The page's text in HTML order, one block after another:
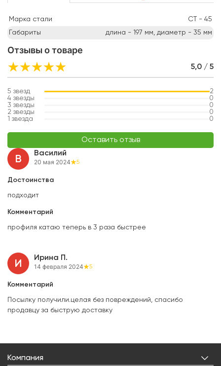
Марка стали
СТ - 45
Габариты
длина - 197 мм, диаметр - 35 мм
Отзывы о товаре
В
Василий
20 мая 2024 5
Достоинства
подходит
Комментарий
профиля катаю теперь в 3 раза быстрее
И
Ирина П.
14 февраля 2024 5
Комментарий
Посылку получили.целая без повреждений, спасибо
продавцу за быструю доставку
5,0 / 5
5 звезд
2
4 звезды
0
3 звезды
0
2 звезды
0
1 звезда 0
Оставить отзыв
Компания